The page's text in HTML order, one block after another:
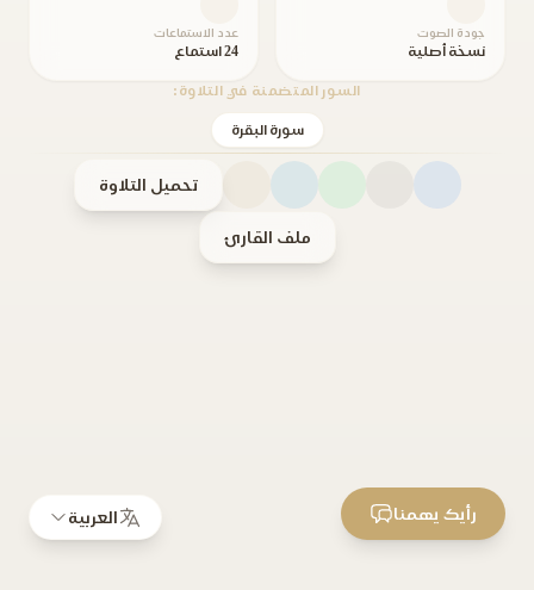
جودة الصوت
نسخة أصلية
عدد الاستماعات
24 استماع
السور المتضمنة في التلاوة:
سورة البقرة
تحميل التلاوة
ملف القارئ
العربية رأيك يهمنا